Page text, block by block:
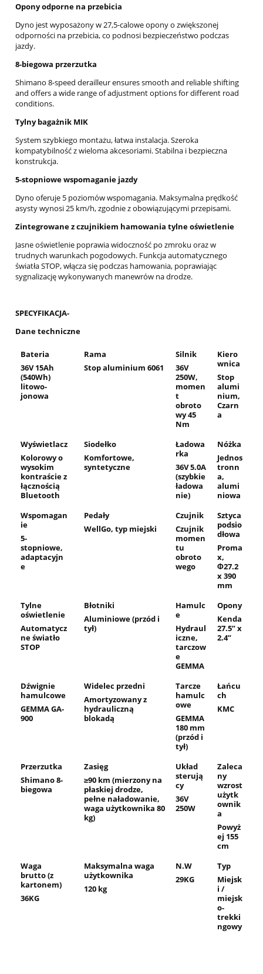
Opony odporne na przebicia
Dyno jest wyposażony w 27,5-calowe opony o zwiększonej
odporności na przebicia, co podnosi bezpieczeństwo podczas
jazdy.
8-biegowa przerzutka
Shimano 8-speed derailleur ensures smooth and reliable shifting
and offers a wide range of adjustment options for different road
conditions.
Tylny bagażnik MIK
System szybkiego montażu, łatwa instalacja. Szeroka
kompatybilność z wieloma akcesoriami. Stabilna i bezpieczna
konstrukcja.
5-stopniowe wspomaganie jazdy
Dyno oferuje 5 poziomów wspomagania. Maksymalna prędkość
asysty wynosi 25 km/h, zgodnie z obowiązującymi przepisami.
Zintegrowane z czujnikiem hamowania tylne oświetlenie
Jasne oświetlenie poprawia widoczność po zmroku oraz w
trudnych warunkach pogodowych. Funkcja automatycznego
światła STOP, włącza się podczas hamowania, poprawiając
sygnalizację wykonywanych manewrów na drodze.
SPECYFIKACJA-
Dane techniczne
Bateria
36V 15Ah
(540Wh)
litowo-
jonowa
Rama
Stop aluminium 6061
Silnik
36V
250W,
momen
t
obroto
wy 45
Nm
Kiero
wnica
Stop
alumi
nium,
Czarn
a
Wyświetlacz
Kolorowy o
wysokim
kontraście z
łącznością
Bluetooth
Siodełko
Komfortowe,
syntetyczne
Ładowa
rka
36V 5.0A
(szybkie
ładowa
nie)
Nóżka
Jednos
tronn
a,
alumi
niowa
Wspomagan
ie
5-
stopniowe,
adaptacyjn
e
Pedały
WellGo, typ miejski
Czujnik
Czujnik
momen
tu
obroto
wego
Sztyca
podsio
dłowa
Proma
x,
Φ27.2
x 390
mm
Tylne
oświetlenie
Automatycz
ne światło
STOP
Błotniki
Aluminiowe (przód i
tył)
Hamulc
e
Hydraul
iczne,
tarczow
e
GEMMA
Opony
Kenda
27.5” x
2.4”
Dźwignie
hamulcowe
GEMMA GA-
900
Widelec przedni
Amortyzowany z
hydrauliczną
blokadą
Tarcze
hamulc
owe
GEMMA
180 mm
(przód i
tył)
Łańcu
ch
KMC
Przerzutka
Shimano 8-
biegowa
Zasięg
≥90 km (mierzony na
płaskiej drodze,
pełne naładowanie,
waga użytkownika 80
kg)
Układ
sterują
cy
36V
250W
Zaleca
ny
wzrost
użytk
ownik
a
Powyż
ej 155
cm
Waga
brutto (z
kartonem)
36KG
Maksymalna waga
użytkownika
120 kg
N.W
29KG
Typ
Miejsk
i /
miejsk
o-
trekki
ngowy